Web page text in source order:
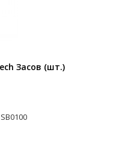
Засов (шт.)